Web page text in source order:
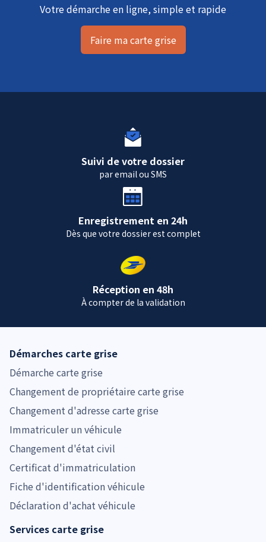
Votre démarche en ligne, simple et rapide
Faire ma carte grise
Suivi de votre dossier
par email ou SMS
Enregistrement en 24h
Dès que votre dossier est complet
Réception en 48h
À compter de la validation
Démarches carte grise
Démarche carte grise
Changement de propriétaire carte grise
Changement d'adresse carte grise
Immatriculer un véhicule
Changement d'état civil
Certificat d'immatriculation
Fiche d'identification véhicule
Déclaration d'achat véhicule
Services carte grise